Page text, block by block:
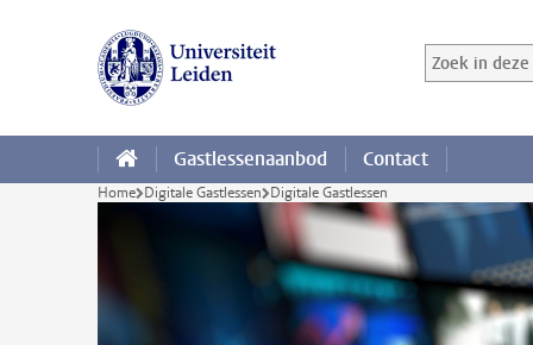
Zoek in deze
Zoekterm
Gastlessenaanbod Contact
Home Digitale Gastlessen Digitale Gastlessen